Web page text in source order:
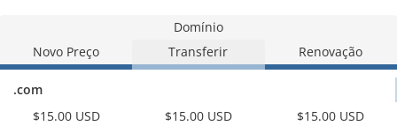
Domínio
Novo Preço
Transferir Renovação
.com
$15.00 USD
$15.00 USD $15.00 USD